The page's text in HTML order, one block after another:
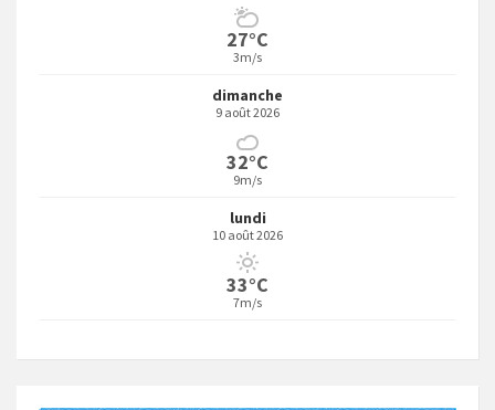
27°C
3m/s
dimanche
9 août 2026
32°C
9m/s
lundi
10 août 2026
33°C
7m/s